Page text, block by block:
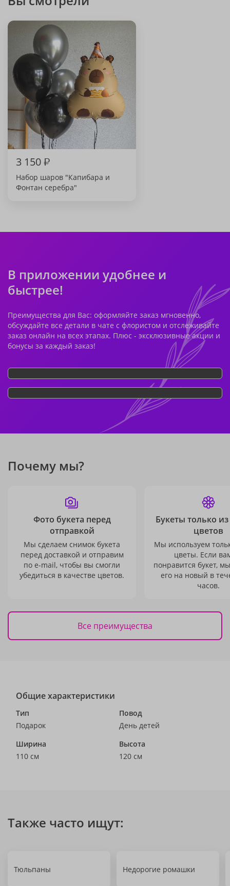
3 150₽
Набор шаров "Капибара и
Фонтан серебра"
В приложении удобнее и
быстрее!
Преимущества для Вас: оформляйте заказ мгновенно,
обсуждайте все детали в чате с флористом и отслеживайте
заказ онлайн на всех этапах. Плюс - эксклюзивные акции и
бонусы за каждый заказ!
Почему мы?
Фото букета перед
отправкой
Мы сделаем снимок букета
перед доставкой и отправим
по e-mail, чтобы вы смогли
убедиться в качестве цветов.
Букеты только
цветов
Мы используем
цветы. Если
понравится букет,
его на новый в
часов.
Все преимущества
Общие характеристики
Тип
Подарок
Повод
День детей
Ширина
110 см
Высота
120 см
Также часто ищут:
Тюльпаны Недорогие ромашки